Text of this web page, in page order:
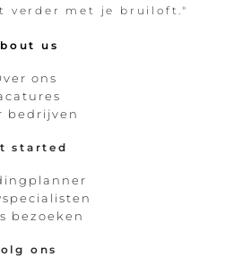
verder met je bruiloft."
us
ons
bedrijven
started
bezoeken
ons